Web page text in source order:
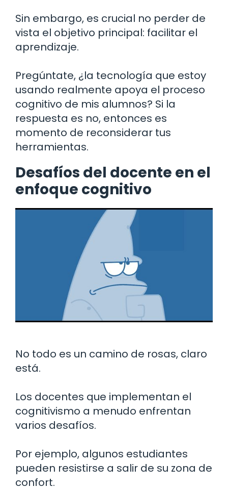
Sin embargo, es crucial no perder de
vista el objetivo principal: facilitar el
aprendizaje.
Pregúntate, ¿la tecnología que estoy
usando realmente apoya el proceso
cognitivo de mis alumnos? Si la
respuesta es no, entonces es
momento de reconsiderar tus
herramientas.
Desafíos del docente en el
enfoque cognitivo
No todo es un camino de rosas, claro
está.
Los docentes que implementan el
cognitivismo a menudo enfrentan
varios desafíos.
Por ejemplo, algunos estudiantes
pueden resistirse a salir de su zona de
confort.